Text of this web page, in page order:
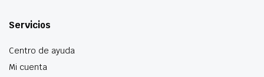
Servicios
Centro de ayuda
Mi cuenta